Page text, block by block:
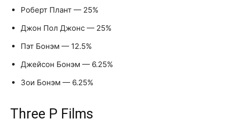
Роберт Плант — 25%
Джон Пол Джонс — 25%
Пэт Бонэм — 12.5%
Джейсон Бонэм — 6.25%
Зои Бонэм — 6.25%
Three P Films